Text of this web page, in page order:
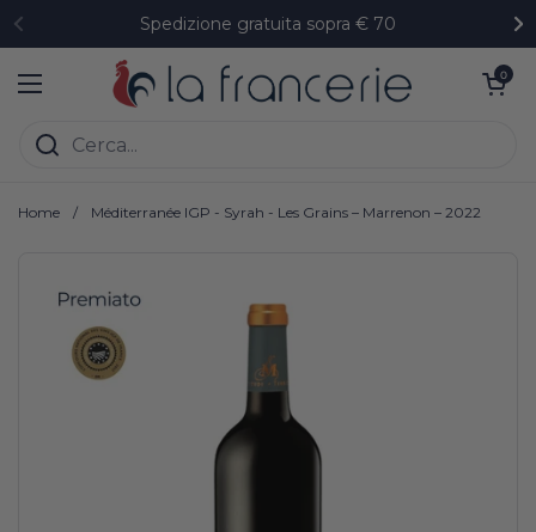
Passa ai contenuti
Precedente
Spedizione gratuita sopra € 70
Apri menu
Apri 0
Home / Méditerranée IGP - Syrah - Les Grains – Marrenon – 2022